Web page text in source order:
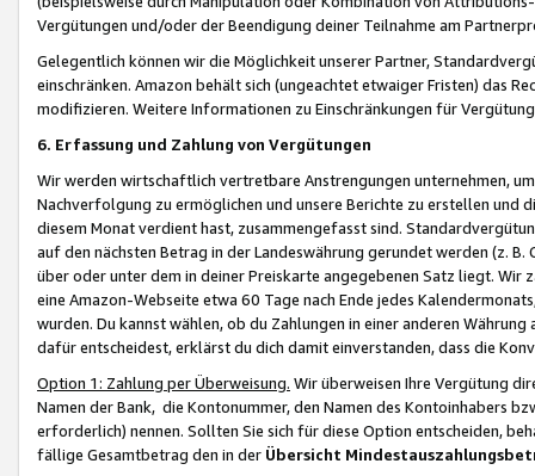
Vergütungen und/oder der Beendigung deiner Teilnahme am
Gelegentlich können wir die Möglichkeit unserer Partner,
einschränken. Amazon behält sich (ungeachtet etwaiger Fristen) das
modifizieren. Weitere Informationen zu Einschränkungen für
6. Erfassung und Zahlung von Vergütungen
Wir werden wirtschaftlich vertretbare Anstrengungen unternehmen,
Nachverfolgung zu ermöglichen und unsere Berichte zu erstellen und
diesem Monat verdient hast, zusammengefasst sind.
auf den nächsten Betrag in der Landeswährung gerundet werden (z.
über oder unter dem in deiner Preiskarte angegebenen Satz liegt.
eine Amazon-Webseite etwa 60 Tage nach Ende jedes
wurden. Du kannst wählen, ob du Zahlungen in einer anderen
dafür entscheidest, erklärst du dich damit einverstanden, dass die
Option 1: Zahlung per Überweisung. Wir überweisen Ihre Vergütung
Namen der Bank, die Kontonummer, den Namen des Kontoinhabers
erforderlich) nennen. Sollten Sie sich für diese Option entscheiden,
fällige Gesamtbetrag den in der Übersicht